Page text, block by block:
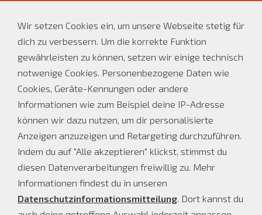
Öffnungszeiten Sekretariat:
Tel.0471-810534
E-Mail: wfo.auer@schule.suedtirol.it
Montag bis Freitag 8:00 - 12:00 Uhr
An unterrichtsfreien Tagen:
Montag bis Freitag: 8:00 - 12:00 Uhr
Wir setzen Cookies ein, um unsere Webseite stetig für
dich zu verbessern. Um die korrekte Funktion
gewährleisten zu können, setzen wir einige technisch
notwenige Cookies. Personenbezogene Daten wie
Cookies, Geräte-Kennungen oder andere
Informationen wie zum Beispiel deine IP-Adresse
können wir dazu nutzen, um dir personalisierte
Anzeigen anzuzeigen und Retargeting durchzuführen.
Indem du auf "Alle akzeptieren" klickst, stimmst du
diesen Datenverarbeitungen freiwillig zu. Mehr
Informationen findest du in unseren
Datenschutzinformationsmitteilung. Dort kannst du